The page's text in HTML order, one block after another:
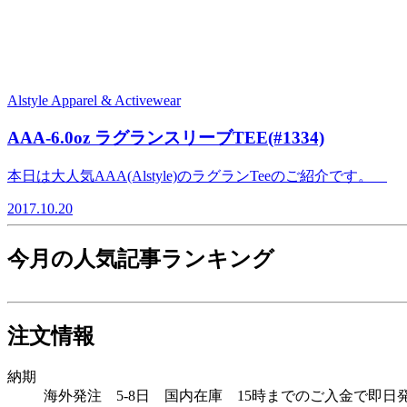
Alstyle Apparel & Activewear
AAA-6.0oz ラグランスリーブTEE(#1334)
本日は大人気AAA(Alstyle)のラグランTeeのご紹介です。
2017.10.20
今月の人気記事ランキング
注文情報
納期
海外発注 5-8日 国内在庫 15時までのご入金で即日